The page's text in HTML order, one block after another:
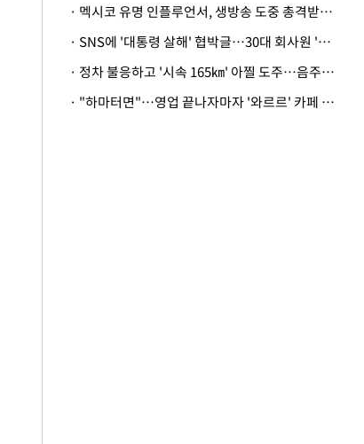
· 멕시코 유명 인플루언서, 생방송 도중 총격받아 사망
· SNS에 '대통령 살해' 협박글…30대 회사원 '불구속 송치'
· 정차 불응하고 '시속 165㎞' 아찔 도주…음주운전자 체포
· "하마터면"…영업 끝나자마자 '와르르' 카페 테라스 덮친 대리석 외벽